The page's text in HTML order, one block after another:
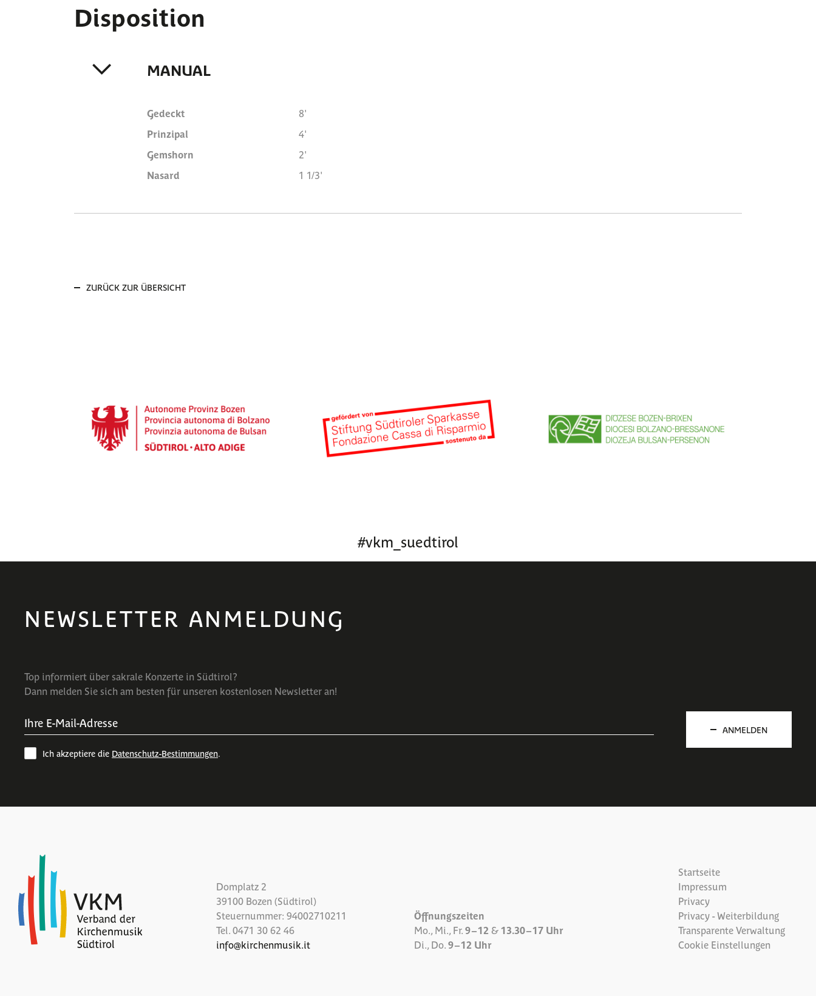
Disposition
MANUAL
Gedeckt
8'
Prinzipal
4'
Gemshorn
2'
Nasard
1 1/3'
ZURÜCK ZUR ÜBERSICHT
#vkm_suedtirol
NEWSLETTER ANMELDUNG
Top informiert über sakrale Konzerte in Südtirol?
Dann melden Sie sich am besten für unseren kostenlosen Newsletter an!
Ich akzeptiere die Datenschutz-Bestimmungen.
ANMELDEN
Domplatz 2
39100 Bozen (Südtirol)
Steuernummer: 94002710211
Tel. 0471 30 62 46
info@kirchenmusik.it
Öffnungszeiten
Mo., Mi., Fr. 9 – 12 & 13.30 – 17 Uhr
Di., Do. 9 – 12 Uhr
Startseite
Impressum
Privacy
Privacy - Weiterbildung
Transparente Verwaltung
Cookie Einstellungen